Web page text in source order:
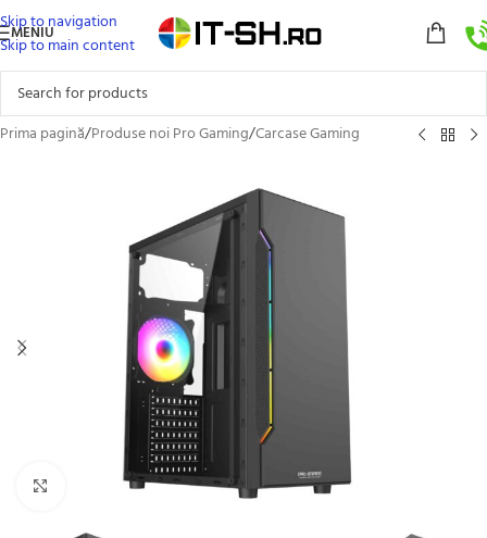
Skip to navigation
Skip to main content
MENIU
Prima pagină/Produse noi Pro Gaming/Carcase Gaming
Click to enlarge